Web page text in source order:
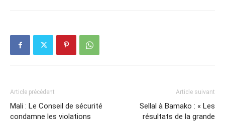
Article précédent
Mali : Le Conseil de sécurité
condamne les violations
Article suivant
Sellal à Bamako : « Les
résultats de la grande